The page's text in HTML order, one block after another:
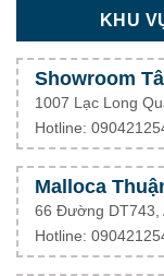
KHU
Showroom
1007 Lạc Long
Hotline:
Malloca
66 Đường DT743,
Hotline: